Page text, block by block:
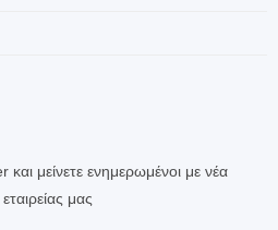
μείνετε ενημερωμένοι με νέα
μας